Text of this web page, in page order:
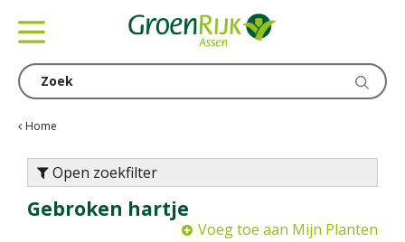
Home
Open zoekfilter
Gebroken hartje
Voeg toe aan Mijn Planten